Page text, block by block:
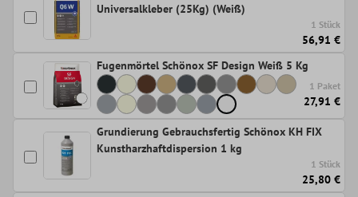
Universalkleber (25Kg) (Weiß)
1 Stück
56,91 €
Fugenmörtel Schönox SF Design Weiß 5 Kg
1 Paket
27,91 €
Grundierung Gebrauchsfertig Schönox KH FIX
Kunstharzhaftdispersion 1 kg
1 Stück
25,80 €